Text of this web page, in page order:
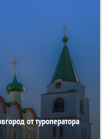
от туроператора